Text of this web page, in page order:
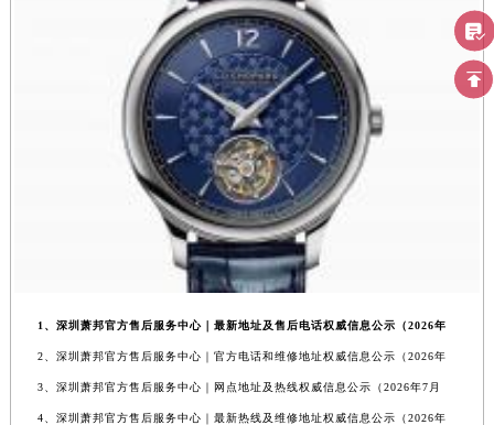
1、深圳萧邦官方售后服务中心｜最新地址及售后电话权威信息公示（2026年
2、深圳萧邦官方售后服务中心｜官方电话和维修地址权威信息公示（2026年
3、深圳萧邦官方售后服务中心｜网点地址及热线权威信息公示（2026年7月
4、深圳萧邦官方售后服务中心｜最新热线及维修地址权威信息公示（2026年